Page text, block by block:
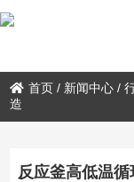
首页 / 新闻中心 /
造
反应釜高低温